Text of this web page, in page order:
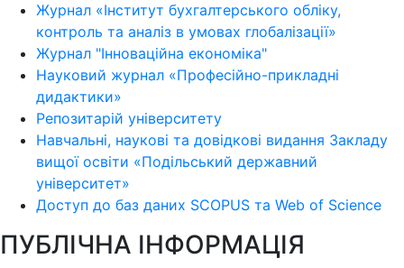
Журнал «Інститут бухгалтерського обліку,
контроль та аналіз в умовах глобалізації»
Журнал "Інноваційна економіка"
Науковий журнал «Професійно-прикладні
дидактики»
Репозитарій університету
Навчальні, наукові та довідкові видання Закладу
вищої освіти «Подільський державний
університет»
Доступ до баз даних SCOPUS та Web of Science
ПУБЛІЧНА ІНФОРМАЦІЯ